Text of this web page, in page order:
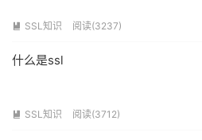
 SSL知识 阅读(3237)
什么是ssl
 SSL知识 阅读(3712)